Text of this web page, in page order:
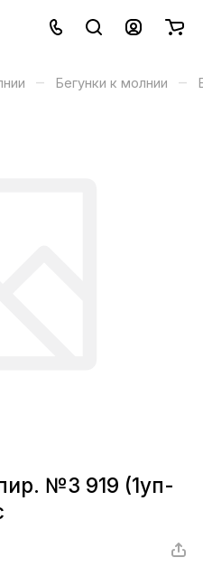
– Бегунки к молнии –
№3 919 (1уп-